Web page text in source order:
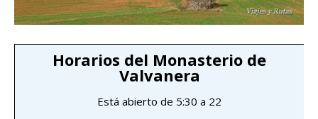
Horarios del Monasterio de
Valvanera
Está abierto de 5:30 a 22